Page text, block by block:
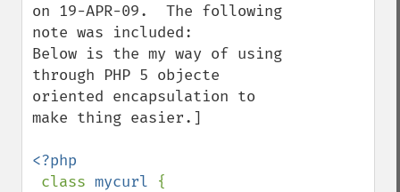
on 19-APR-09.  The following
note was included:
Below is the my way of using
through PHP 5 objecte
oriented encapsulation to
make thing easier.]
<?php
class mycurl {